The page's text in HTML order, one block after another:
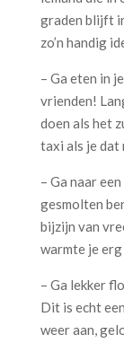
graden blijft
zo’n handig
– Ga eten in
vrienden!
doen als het
taxi als je
– Ga naar
gesmolten
bijzijn van
warmte je
– Ga lekker
Dit is echt
weer aan,